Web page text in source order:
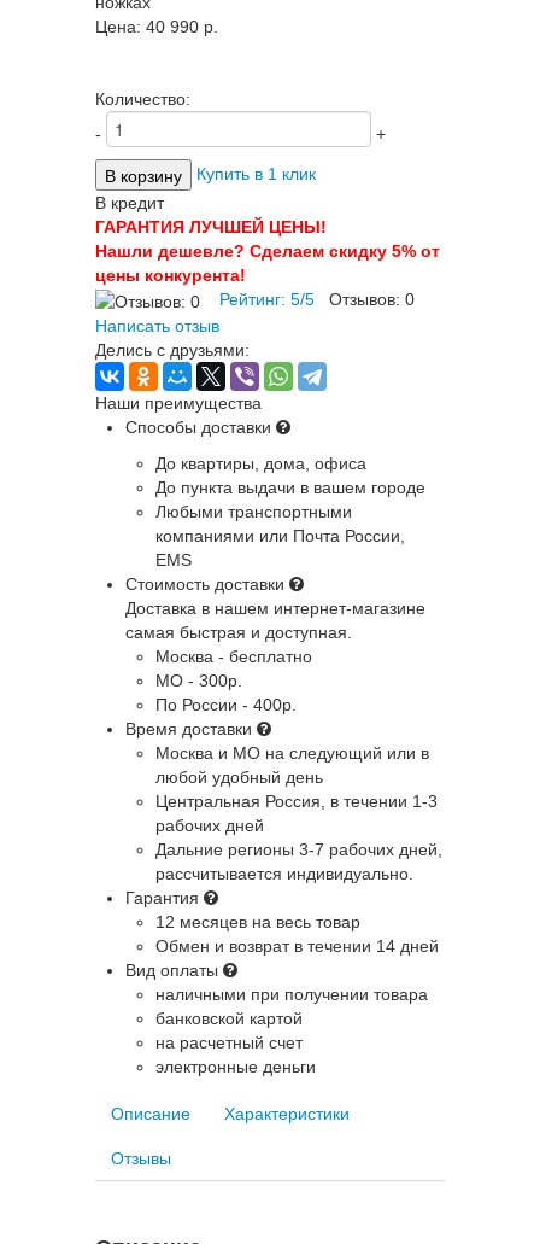
Цена: 40 990 p.
Количество:
-
+
Купить в 1 клик
В кредит
ГАРАНТИЯ ЛУЧШЕЙ ЦЕНЫ!
Нашли дешевле? Сделаем скидку 5% от
цены конкурента!
Рейтинг: 5/5 Отзывов: 0
Написать отзыв
Делись с друзьями:
Наши преимущества
Способы доставки
До квартиры, дома, офиса
До пункта выдачи в вашем городе
Любыми транспортными
компаниями или Почта России,
EMS
Стоимость доставки
Доставка в нашем интернет-магазине
самая быстрая и доступная.
Москва - бесплатно
МО - 300р.
По России - 400р.
Время доставки
Москва и МО на следующий или в
любой удобный день
Центральная Россия , в течении 1-3
рабочих дней
Дальние регионы 3-7 рабочих дней,
рассчитывается индивидуально.
Гарантия
12 месяцев на весь товар
Обмен и возврат в течении 14 дней
Вид оплаты
наличными при получении товара
банковской картой
на расчетный счет
электронные деньги
Описание Характеристики
Отзывы